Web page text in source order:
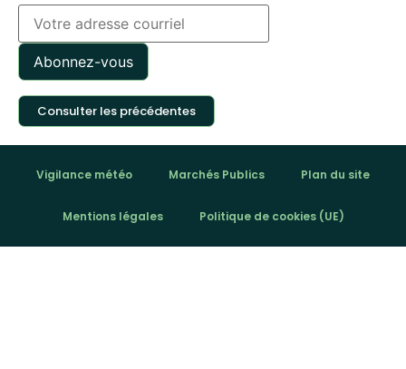
Consulter les précédentes
Vigilance météo Marchés Publics Plan du site
Mentions légales Politique de cookies (UE)